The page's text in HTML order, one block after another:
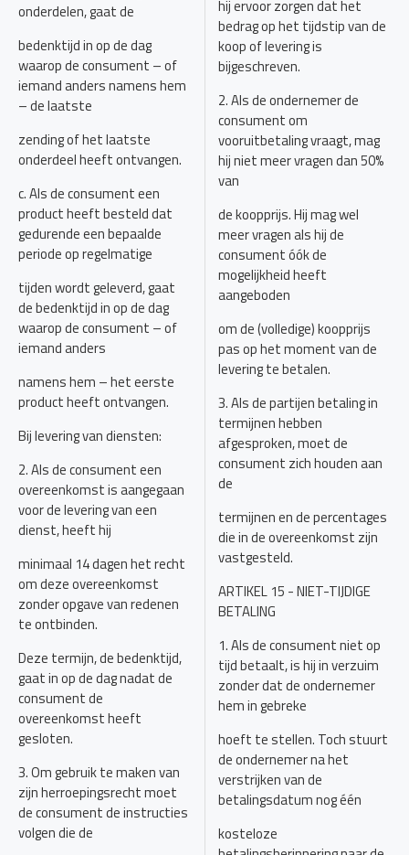
onderdelen, gaat de
bedenktijd in op de dag
waarop de consument – of
iemand anders namens hem
– de laatste
zending of het laatste
onderdeel heeft ontvangen.
c. Als de consument een
product heeft besteld dat
gedurende een bepaalde
periode op regelmatige
tijden wordt geleverd, gaat
de bedenktijd in op de dag
waarop de consument – of
iemand anders
namens hem – het eerste
product heeft ontvangen.
Bij levering van diensten:
2. Als de consument een
overeenkomst is aangegaan
voor de levering van een
dienst, heeft hij
minimaal 14 dagen het recht
om deze overeenkomst
zonder opgave van redenen
te ontbinden.
Deze termijn, de bedenktijd,
gaat in op de dag nadat de
consument de
overeenkomst heeft
gesloten.
3. Om gebruik te maken van
zijn herroepingsrecht moet
de consument de instructies
volgen die de
hij ervoor zorgen dat het
bedrag op het tijdstip van de
koop of levering is
bijgeschreven.
2. Als de ondernemer de
consument om
vooruitbetaling vraagt, mag
hij niet meer vragen dan 50%
van
de koopprijs. Hij mag wel
meer vragen als hij de
consument óók de
mogelijkheid heeft
aangeboden
om de (volledige) koopprijs
pas op het moment van de
levering te betalen.
3. Als de partijen betaling in
termijnen hebben
afgesproken, moet de
consument zich houden aan
de
termijnen en de percentages
die in de overeenkomst zijn
vastgesteld.
ARTIKEL 15 - NIET-TIJDIGE
BETALING
1. Als de consument niet op
tijd betaalt, is hij in verzuim
zonder dat de ondernemer
hem in gebreke
hoeft te stellen. Toch stuurt
de ondernemer na het
verstrijken van de
betalingsdatum nog één
kosteloze